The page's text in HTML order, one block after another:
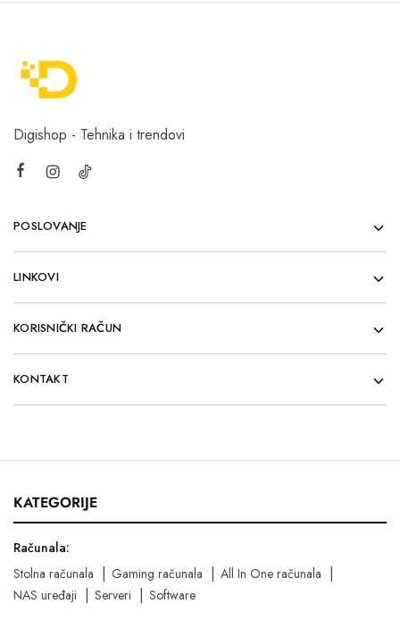
Digishop - Tehnika i trendovi
POSLOVANJE
LINKOVI
KORISNIČKI RAČUN
KONTAKT
KATEGORIJE
Računala:
Stolna računala
Gaming računala
All In One računala
NAS uređaji
Serveri
Software